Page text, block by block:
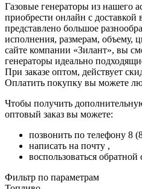
Газовые генераторы из нашего
приобрести онлайн с
представлено большое
исполнения, размерам, объему,
сайте компании «Зилант», вы
генераторы идеально
При заказе оптом, действует
Оплатить покупку вы можете
Чтобы получить
оптовый заказ вы можете:
позвонить по телефону 8
написать на почту ,
воспользоваться обратной
Фильтр по параметрам